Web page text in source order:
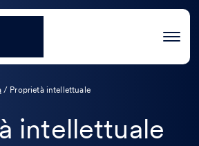
/ Proprietà intellettuale
intellettuale